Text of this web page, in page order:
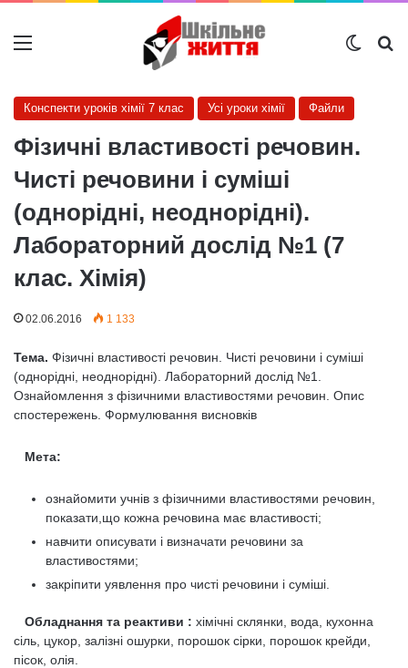
Меню
Конспекти уроків хімії 7 клас Усі уроки хімії Файли
Фізичні властивості речовин.
Чисті речовини і суміші
(однорідні, неоднорідні).
Лабораторний дослід №1 (7
клас. Хімія)
02.06.2016 1 133
Тема. Фізичні властивості речовин. Чисті речовини і суміші
(однорідні, неоднорідні). Лабораторний дослід №1.
Ознайомлення з фізичними властивостями речовин. Опис
спостережень. Формулювання висновків
Мета:
ознайомити учнів з фізичними властивостями речовин,
показати,що кожна речовина має властивості;
навчити описувати і визначати речовини за
властивостями;
закріпити уявлення про чисті речовини і суміші.
Обладнання та реактиви : хімічні склянки, вода, кухонна
сіль, цукор, залізні ошурки, порошок сірки, порошок крейди,
пісок, олія.